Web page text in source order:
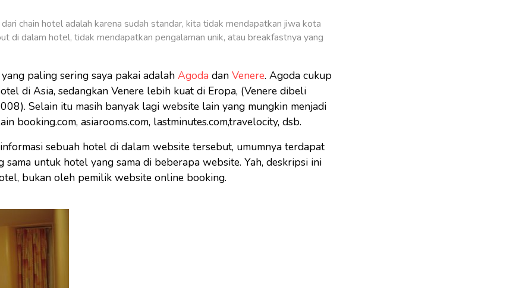
chain hotel adalah karena sudah standar, kita tidak mendapatkan jiwa kota
di dalam hotel, tidak mendapatkan pengalaman unik, atau breakfastnya yang
paling sering saya pakai adalah Agodadan Venere. Agoda cukup
di Asia, sedangkan Venere lebih kuat di Eropa, (Venere dibeli
Selain itu masih banyak lagi website lain yang mungkin menjadi
booking.com, asiarooms.com, lastminutes.com,travelocity, dsb.
sebuah hotel di dalam website tersebut, umumnya terdapat
sama untuk hotel yang sama di beberapa website. Yah, deskripsi ini
bukan oleh pemilik website online booking.